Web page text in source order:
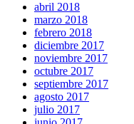
abril 2018
marzo 2018
febrero 2018
diciembre 2017
noviembre 2017
octubre 2017
septiembre 2017
agosto 2017
julio 2017